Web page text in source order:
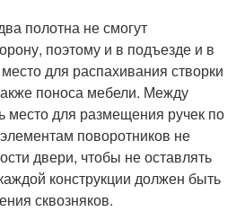
полотна не смогут
поэтому и в подъезде и в
для распахивания створки
поноса мебели. Между
место для размещения ручек по
поворотников не
двери, чтобы не оставлять
конструкции должен быть
сквозняков.